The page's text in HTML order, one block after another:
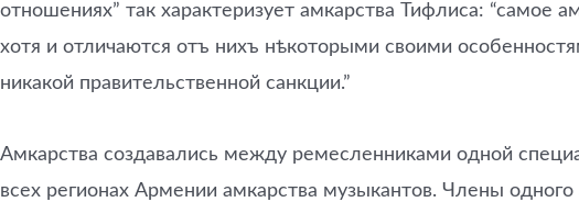
отношениях” так характеризует амкарства Тифлиса:
хотя и отличаются отъ нихъ нѣкоторыми своими
никакой правительственной санкции.”
Амкарства создавались между ремесленниками одной
всех регионах Армении амкарства музыкантов. Члены